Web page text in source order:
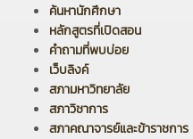
ค้นหานักศึกษา
หลักสูตรที่เปิดสอน
คำถามที่พบบ่อย
เว็บลิงค์
สภามหาวิทยาลัย
สภาวิชาการ
สภาคณาจารย์และข้าราชการ